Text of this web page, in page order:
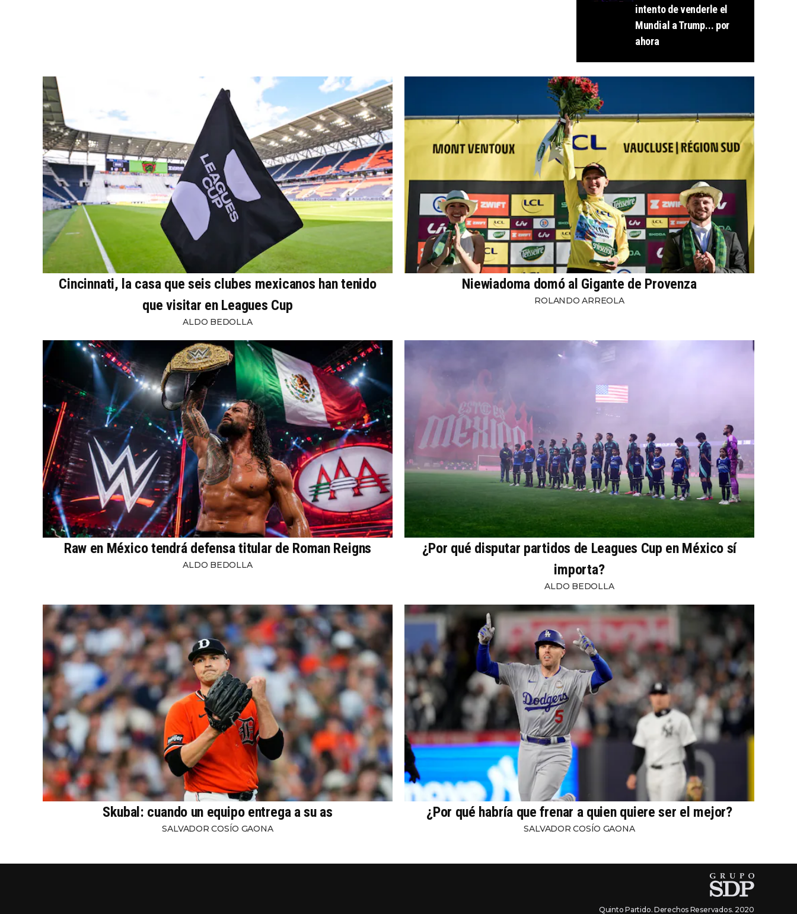
intento de venderle el
Mundial a Trump... por
ahora
Cincinnati, la casa que seis clubes mexicanos han tenido
que visitar en Leagues Cup
ALDO BEDOLLA
Niewiadoma domó al Gigante de Provenza
ROLANDO ARREOLA
Raw en México tendrá defensa titular de Roman Reigns
ALDO BEDOLLA
¿Por qué disputar partidos de Leagues Cup en México sí
importa?
ALDO BEDOLLA
Skubal: cuando un equipo entrega a su as
SALVADOR COSÍO GAONA
¿Por qué habría que frenar a quien quiere ser el mejor?
SALVADOR COSÍO GAONA
Quinto Partido. Derechos Reservados. 2020